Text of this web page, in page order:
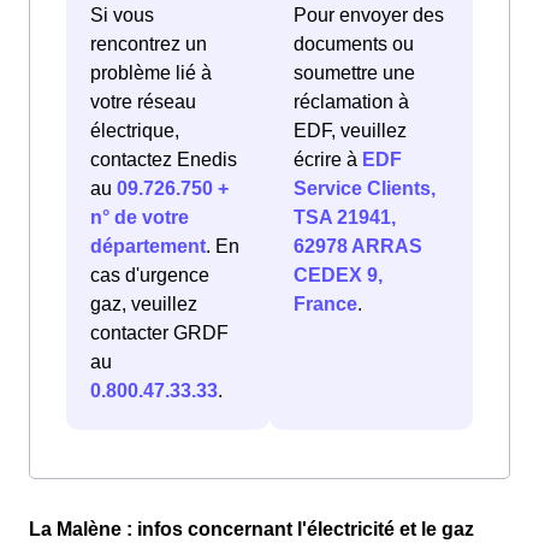
Si vous
rencontrez un
problème lié à
votre réseau
électrique,
contactez Enedis
au 09.726.750 +
n° de votre
département. En
cas d'urgence
gaz, veuillez
contacter GRDF
au
0.800.47.33.33.
Pour envoyer des
documents ou
soumettre une
réclamation à
EDF, veuillez
écrire à EDF
Service Clients,
TSA 21941,
62978 ARRAS
CEDEX 9,
France.
La Malène : infos concernant l'électricité et le gaz